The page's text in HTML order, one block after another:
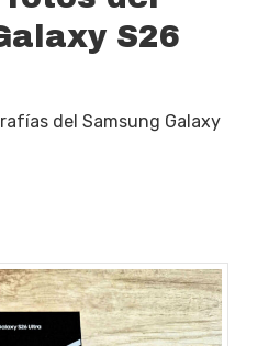
S26
del Samsung Galaxy